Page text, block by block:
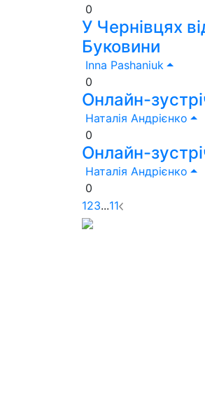
0
У Чернівцях
Буковини
Inna Pashaniuk
0
Онлайн-
Наталія Андрієнко
0
Онлайн-
Наталія Андрієнко
0
123...11